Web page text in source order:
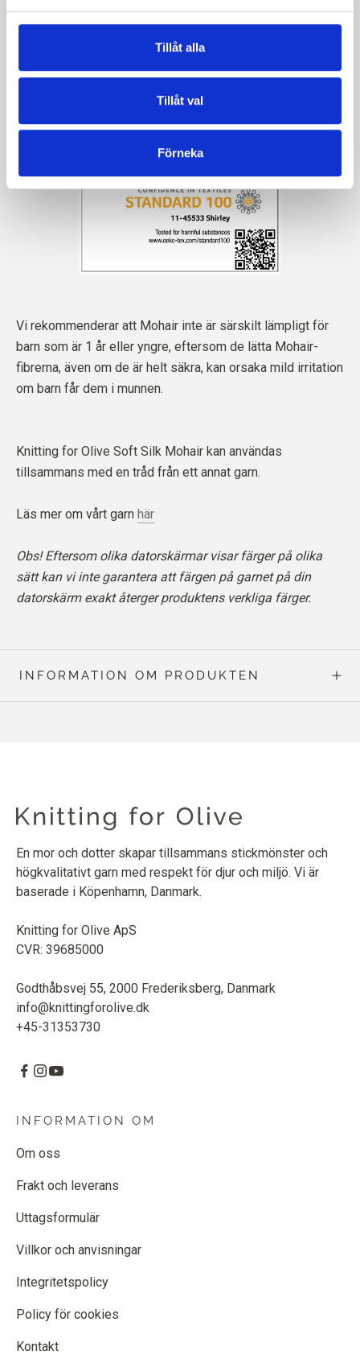
Tillåt alla
Tillåt val
Förneka
Vi rekommenderar att Mohair inte är särskilt lämpligt för
barn som är 1 år eller yngre, eftersom de lätta Mohair-
fibrerna, även om de är helt säkra, kan orsaka mild irritation
om barn får dem i munnen.
Knitting for Olive Soft Silk Mohair kan användas
tillsammans med en tråd från ett annat garn.
Läs mer om vårt garn här
Obs! Eftersom olika datorskärmar visar färger på olika
sätt kan vi inte garantera att färgen på garnet på din
datorskärm exakt återger produktens verkliga färger.
INFORMATION OM PRODUKTEN
En mor och dotter skapar tillsammans stickmönster och
högkvalitativt garn med respekt för djur och miljö. Vi är
baserade i Köpenhamn, Danmark.
Knitting for Olive ApS
CVR: 39685000
Godthåbsvej 55, 2000 Frederiksberg, Danmark
info@knittingforolive.dk
+45-31353730
INFORMATION OM
Om oss
Frakt och leverans
Uttagsformulär
Villkor och anvisningar
Integritetspolicy
Policy för cookies
Kontakt